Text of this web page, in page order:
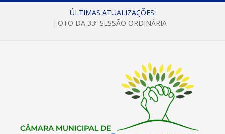
ÚLTIMAS ATUALIZAÇÕES:
FOTO DA 33ª SESSÃO ORDINÁRIA